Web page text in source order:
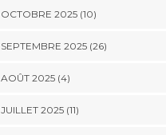
OCTOBRE 2025 (10)
SEPTEMBRE 2025 (26)
AOÛT 2025 (4)
JUILLET 2025 (11)